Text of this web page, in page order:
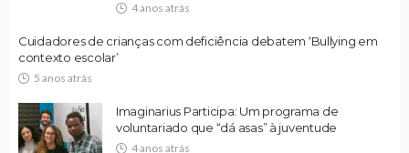
4 anos atrás
Cuidadores de crianças com deficiência debatem ‘Bullying em
contexto escolar’
5 anos atrás
Imaginarius Participa: Um programa de
voluntariado que “dá asas” à juventude
4 anos atrás